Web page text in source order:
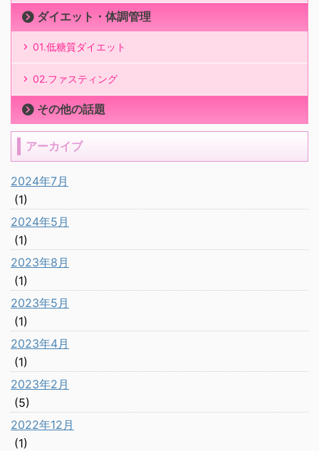
ダイエット・体調管理
01.低糖質ダイエット
02.ファスティング
その他の話題
アーカイブ
2024年7月
(1)
2024年5月
(1)
2023年8月
(1)
2023年5月
(1)
2023年4月
(1)
2023年2月
(5)
2022年12月
(1)